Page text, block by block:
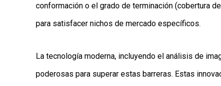
conformación o el grado de terminación (cobertura
para satisfacer nichos de mercado específicos.
La tecnología moderna, incluyendo el análisis de
poderosas para superar estas barreras. Estas